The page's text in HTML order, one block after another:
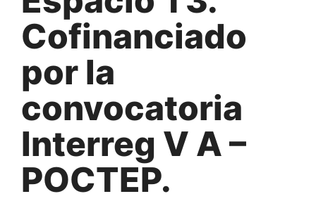
Cofinanciado
por la
convocatoria
Interreg V A –
POCTEP.